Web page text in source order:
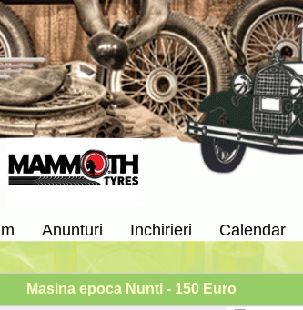
Anunturi Inchirieri Calendar
Masina epoca Nunti - 150 Euro